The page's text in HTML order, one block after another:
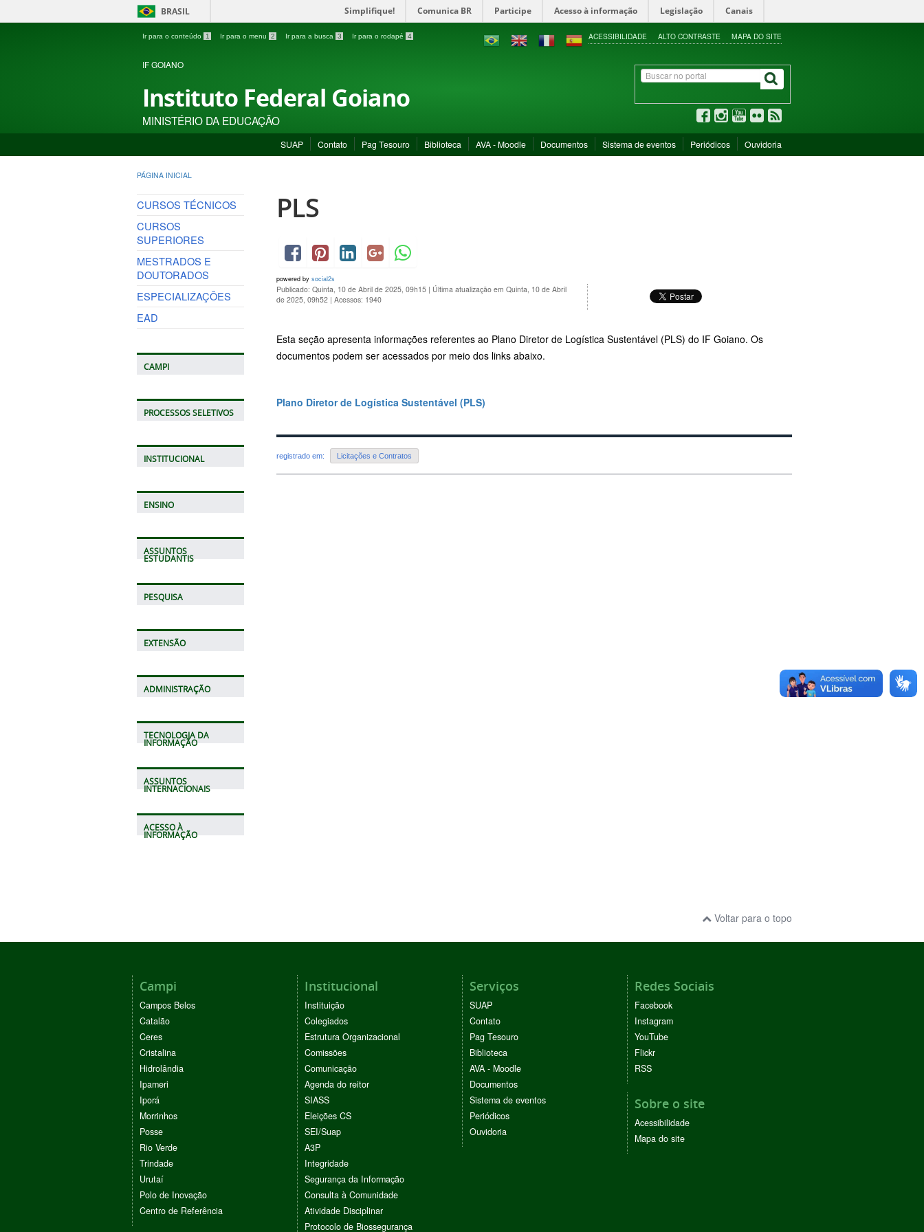
BRASIL Simplifique! Comunica BR Participe Acesso à informação Legislação Canais
Ir para o conteúdo 1 Ir para o menu 2 Ir para a busca 3 Ir para o rodapé 4 ACESSIBILIDADE ALTO CONTRASTE MAPA DO SITE
IF GOIANO
Instituto Federal Goiano
MINISTÉRIO DA EDUCAÇÃO
SUAP Contato Pag Tesouro Biblioteca AVA - Moodle Documentos Sistema de eventos Periódicos Ouvidoria
PÁGINA INICIAL
CURSOS TÉCNICOS
CURSOS
SUPERIORES
MESTRADOS E
DOUTORADOS
ESPECIALIZAÇÕES
EAD
CAMPI
PROCESSOS SELETIVOS
INSTITUCIONAL
ENSINO
ASSUNTOS
ESTUDANTIS
PESQUISA
EXTENSÃO
ADMINISTRAÇÃO
TECNOLOGIA DA
INFORMAÇÃO
ASSUNTOS
INTERNACIONAIS
ACESSO À
INFORMAÇÃO
PLS
powered by social2s
Publicado: Quinta, 10 de Abril de 2025, 09h15 | Última atualização em Quinta, 10 de Abril
de 2025, 09h52 | Acessos: 1940
Esta seção apresenta informações referentes ao Plano Diretor de Logística Sustentável (PLS) do IF Goiano. Os
documentos podem ser acessados por meio dos links abaixo.
Plano Diretor de Logística Sustentável (PLS)
registrado em: Licitações e Contratos
Voltar para o topo
Campi
Campos Belos
Catalão
Ceres
Cristalina
Hidrolândia
Ipameri
Iporá
Morrinhos
Posse
Rio Verde
Trindade
Urutaí
Polo de Inovação
Centro de Referência
Institucional
Instituição
Colegiados
Estrutura Organizacional
Comissões
Comunicação
Agenda do reitor
SIASS
Eleições CS
SEI/Suap
A3P
Integridade
Segurança da Informação
Consulta à Comunidade
Atividade Disciplinar
Protocolo de Biossegurança
Serviços
SUAP
Contato
Pag Tesouro
Biblioteca
AVA - Moodle
Documentos
Sistema de eventos
Periódicos
Ouvidoria
Redes Sociais
Facebook
Instagram
YouTube
Flickr
RSS
Sobre o site
Acessibilidade
Mapa do site